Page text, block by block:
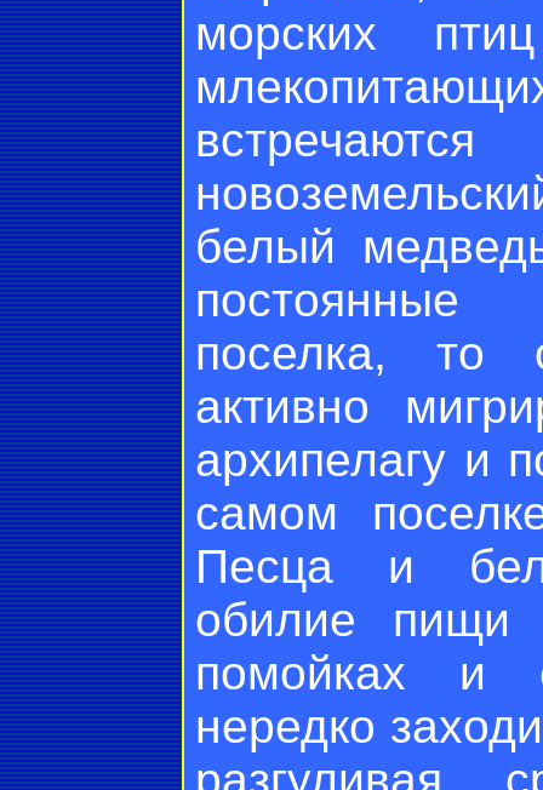
морских
белый
постоянные
поселка, то
активно
архипелагу и
самом
Песца и
обилие пищи
помойках и
нередко